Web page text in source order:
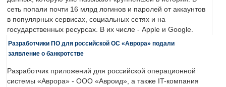
сеть попали почти 16 млрд логинов и паролей от аккаунтов
в популярных сервисах, социальных сетях и на
государственных ресурсах. В их числе - Apple и Google.
Разработчики ПО для российской ОС «Аврора» подали
заявление о банкротстве
Разработчик приложений для российской операционной
системы «Аврора» - ООО «Авроид», а также IT-компания